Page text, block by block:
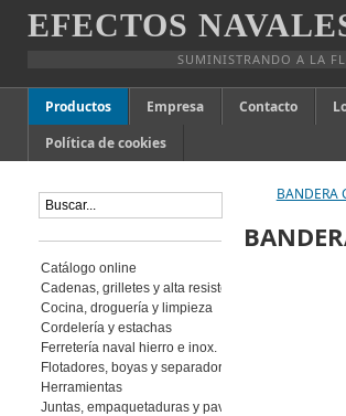
EFECTOS
SUMINISTRANDO A LA
Productos Empresa Contacto
Política de cookies
BANDERA
Catálogo online
Cadenas, grilletes y alta resistencia
Cocina, droguería y limpieza
Cordelería y estachas
Ferretería naval hierro e inox.
Flotadores, boyas y separadores
Herramientas
Juntas, empaquetaduras y pavimento